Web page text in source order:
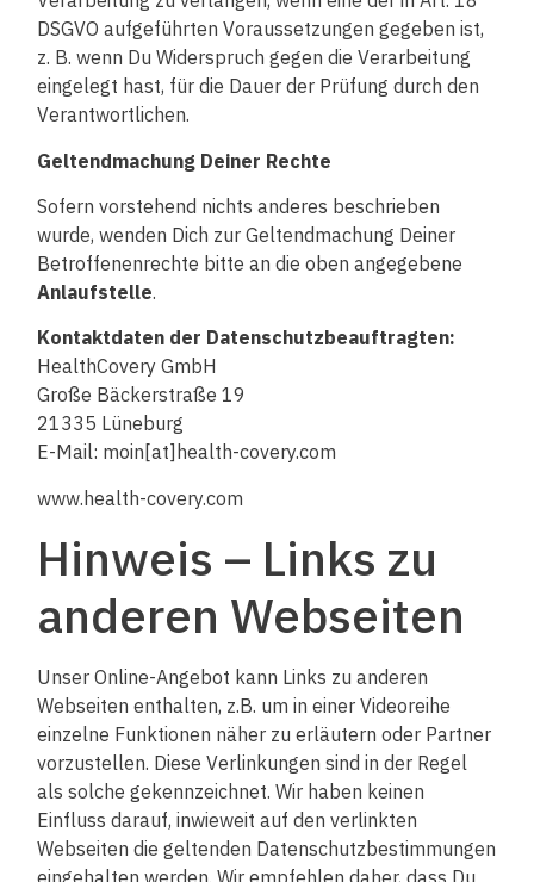
DSGVO aufgeführten Voraussetzungen gegeben ist,
z. B. wenn Du Widerspruch gegen die Verarbeitung
eingelegt hast, für die Dauer der Prüfung durch den
Verantwortlichen.
Geltendmachung Deiner Rechte
Sofern vorstehend nichts anderes beschrieben
wurde, wenden Dich zur Geltendmachung Deiner
Betroffenenrechte bitte an die oben angegebene
Anlaufstelle.
Kontaktdaten der Datenschutzbeauftragten:
HealthCovery GmbH
Große Bäckerstraße 19
21335 Lüneburg
E-Mail: moin[at]health-covery.com
www.health-covery.com
Hinweis – Links zu
anderen Webseiten
Unser Online-Angebot kann Links zu anderen
Webseiten enthalten, z.B. um in einer Videoreihe
einzelne Funktionen näher zu erläutern oder Partner
vorzustellen. Diese Verlinkungen sind in der Regel
als solche gekennzeichnet. Wir haben keinen
Einfluss darauf, inwieweit auf den verlinkten
Webseiten die geltenden Datenschutzbestimmungen